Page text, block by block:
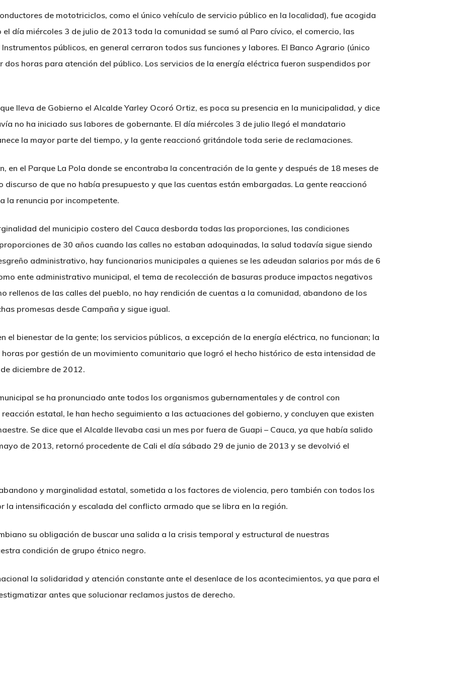
de mototriciclos, como el único vehículo de servicio público en la localidad), fue acogida
día miércoles 3 de julio de 2013 toda la comunidad se sumó al Paro cívico, el comercio, las
públicos, en general cerraron todos sus funciones y labores. El Banco Agrario (único
horas para atención del público. Los servicios de la energía eléctrica fueron suspendidos por
lleva de Gobierno el Alcalde Yarley Ocoró Ortiz, es poca su presencia en la municipalidad, y dice
no ha iniciado sus labores de gobernante. El día miércoles 3 de julio llegó el mandatario
la mayor parte del tiempo, y la gente reaccionó gritándole toda serie de reclamaciones.
en el Parque La Pola donde se encontraba la concentración de la gente y después de 18 meses de
discurso de que no había presupuesto y que las cuentas están embargadas. La gente reaccionó
la renuncia por incompetente.
del municipio costero del Cauca desborda todas las proporciones, las condiciones
de 30 años cuando las calles no estaban adoquinadas, la salud todavía sigue siendo
administrativo, hay funcionarios municipales a quienes se les adeudan salarios por más de 6
ente administrativo municipal, el tema de recolección de basuras produce impactos negativos
rellenos de las calles del pueblo, no hay rendición de cuentas a la comunidad, abandono de los
promesas desde Campaña y sigue igual.
el bienestar de la gente; los servicios públicos, a excepción de la energía eléctrica, no funcionan; la
por gestión de un movimiento comunitario que logró el hecho histórico de esta intensidad de
diciembre de 2012.
se ha pronunciado ante todos los organismos gubernamentales y de control con
estatal, le han hecho seguimiento a las actuaciones del gobierno, y concluyen que existen
Se dice que el Alcalde llevaba casi un mes por fuera de Guapi – Cauca, ya que había salido
de 2013, retornó procedente de Cali el día sábado 29 de junio de 2013 y se devolvió el
y marginalidad estatal, sometida a los factores de violencia, pero también con todos los
la intensificación y escalada del conflicto armado que se libra en la región.
su obligación de buscar una salida a la crisis temporal y estructural de nuestras
condición de grupo étnico negro.
la solidaridad y atención constante ante el desenlace de los acontecimientos, ya que para el
antes que solucionar reclamos justos de derecho.